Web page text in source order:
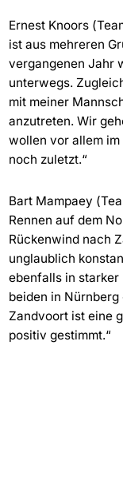
Ernest Knoors
ist aus mehreren
vergangenen Jahr
unterwegs.
mit meiner
anzutreten. Wir
wollen vor allem
noch zuletzt.“
Bart Mampaey
Rennen auf dem
Rückenwind nach
unglaublich
ebenfalls in starker
beiden in Nürnberg
Zandvoort ist eine
positiv gestimmt.“